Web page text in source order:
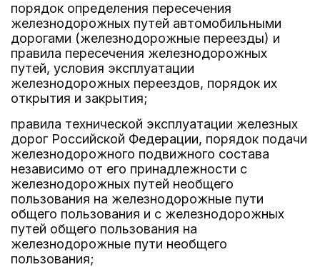
порядок определения пересечения
железнодорожных путей автомобильными
дорогами (железнодорожные переезды) и
правила пересечения железнодорожных
путей, условия эксплуатации
железнодорожных переездов, порядок их
открытия и закрытия;
правила технической эксплуатации железных
дорог Российской Федерации, порядок подачи
железнодорожного подвижного состава
независимо от его принадлежности с
железнодорожных путей необщего
пользования на железнодорожные пути
общего пользования и с железнодорожных
путей общего пользования на
железнодорожные пути необщего
пользования;